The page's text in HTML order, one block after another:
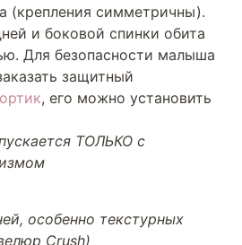
(крепления симметричны).
и боковой спинки обита
Для безопасности малыша
защитный
, его можно установить
ТОЛЬКО с
особенно текстурных
Crush)